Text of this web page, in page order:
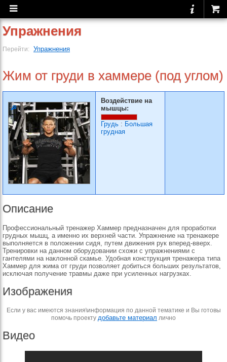
Упражнения
Перейти: Упражнения
Жим от груди в хаммере (под углом)
Воздействие на
мышцы:
Грудь : Большая
грудная
Описание
Профессиональный тренажер Хаммер предназначен для проработки
грудных мышц, а именно их верхней части. Упражнение на тренажере
выполняется в положении сидя, путем движения рук вперед-вверх.
Тренировки на данном оборудовании схожи с упражнениями с
гантелями на наклонной скамье. Удобная конструкция тренажера типа
Хаммер для жима от груди позволяет добиться больших результатов,
исключая получение травмы даже при усиленных нагрузках.
Изображения
Если у вас имеются знания\информация по данной тематике и Вы готовы
помочь проекту добавьте материал лично
Видео